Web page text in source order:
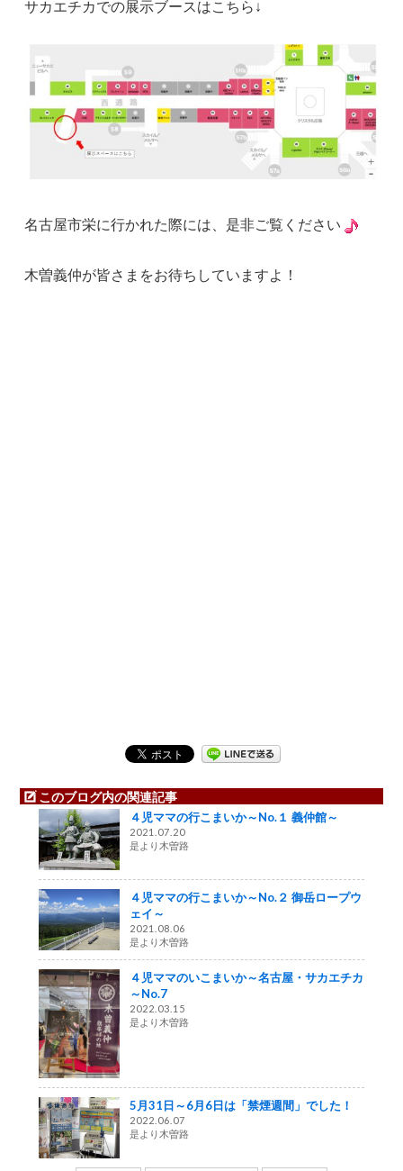
サカエチカでの展示ブースはこちら↓
名古屋市栄に行かれた際には、是非ご覧ください
木曽義仲が皆さまをお待ちしていますよ！
このブログ内の関連記事
４児ママの行こまいか～No.１ 義仲館～
2021.07.20
是より木曽路
４児ママの行こまいか～No.２ 御岳ロープウ
ェイ～
2021.08.06
是より木曽路
４児ママのいこまいか～名古屋・サカエチカ
～No.7
2022.03.15
是より木曽路
5月31日～6月6日は「禁煙週間」でした！
2022.06.07
是より木曽路